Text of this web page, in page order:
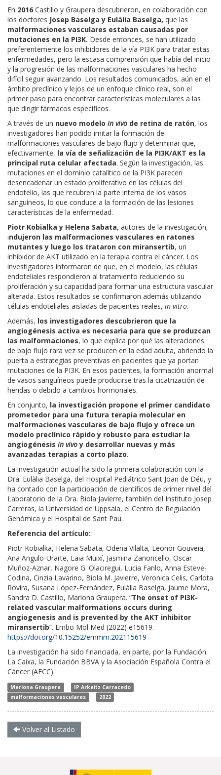
En 2016 Castillo y Graupera descubrieron, en colaboración con
los doctores Josep Baselga y Eulàlia Baselga, que las
malformaciones vasculares estaban causadas por
mutaciones en la PI3K. Desde entonces, se han utilizado
preferentemente los inhibidores de la vía PI3K para tratar estas
enfermedades, pero la escasa comprensión que había del inicio
y la progresión de las malformaciones vasculares ha hecho
difícil seguir avanzando. Los resultados comunicados, aún en el
ámbito preclínico y lejos de un enfoque clínico real, son el
primer paso para encontrar características moleculares a las
que dirigir fármacos específicos.
A través de un nuevo modelo in vivo de retina de ratón, los
investigadores han podido imitar la formación de
malformaciones vasculares de bajo flujo y determinar que,
efectivamente, la vía de señalización de la PI3K/AKT es la
principal ruta celular afectada. Según la investigación, las
mutaciones en el dominio catalítico de la PI3K parecen
desencadenar un estado proliferativo en las células del
endotelio, las que recubren la parte interna de los vasos
sanguíneos, lo que conduce a la formación de las lesiones
características de la enfermedad.
Piotr Kobialka y Helena Sabata, autores de la investigación,
indujeron las malformaciones vasculares en ratones
mutantes y luego los trataron con miransertib, un
inhibidor de AKT utilizado en la terapia contra el cáncer. Los
investigadores informaron de que, en el modelo, las células
endoteliales respondieron al tratamiento reduciendo su
proliferación y su capacidad para formar una estructura vascular
alterada. Estos resultados se confirmaron además utilizando
células endoteliales aisladas de pacientes reales, in vitro.
Además, los investigadores descubrieron que la
angiogénesis activa es necesaria para que se produzcan
las malformaciones, lo que explica por qué las alteraciones
de bajo flujo rara vez se producen en la edad adulta, abriendo la
puerta a estrategias preventivas en pacientes que ya portan
mutaciones de la PI3K. En esos pacientes, la formación anormal
de vasos sanguíneos puede producirse tras la cicatrización de
heridas o debido a cambios hormonales.
En conjunto, la investigación propone el primer candidato
prometedor para una futura terapia molecular en
malformaciones vasculares de bajo flujo y ofrece un
modelo preclínico rápido y robusto para estudiar la
angiogénesis in vivoy desarrollar nuevas y más
avanzadas terapias a corto plazo.
La investigación actual ha sido la primera colaboración con la
Dra. Eulàlia Baselga, del Hospital Pediátrico Sant Joan de Déu, y
ha contado con la participación de científicos de primer nivel del
Laboratorio de la Dra. Biola Javierre, también del Instituto Josep
Carreras, la Universidad de Uppsala, el Centro de Regulación
Genómica y el Hospital de Sant Pau.
Referencia del artículo:
Piotr Kobialka, Helena Sabata, Odena Vilalta, Leonor Gouveia,
Ana Angulo-Urarte, Laia Muixí, Jasmina Zanoncello, Oscar
Muñoz-Aznar, Nagore G. Olaciregui, Lucia Fanlo, Anna Esteve-
Codina, Cinzia Lavarino, Biola M. Javierre, Veronica Celis, Carlota
Rovira, Susana López-Fernández, Eulàlia Baselga, Jaume Mora,
Sandra D. Castillo, Mariona Graupera. “The onset of PI3K-
related vascular malformations occurs during
angiogenesis and is prevented by the AKT inhibitor
miransertib”. Embo Mol Med (2022) e15619.
https://doi.org/10.15252/emmm.202115619
La investigación ha sido financiada, en parte, por la Fundación
La Caixa, la Fundación BBVA y la Asociación Española Contra el
Cáncer (AECC).
Mariona Graupera
IP Arkaitz Carracedo
malformaciones vasculares
2022
Volver al Listado